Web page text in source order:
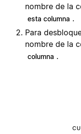
nombre de la
esta columna .
Para
nombre de la
columna .